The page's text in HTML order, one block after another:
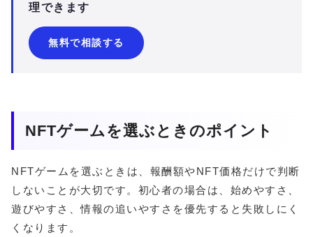
理できます
無料で相談する
NFTゲームを選ぶときのポイント
NFTゲームを選ぶときは、報酬額やNFT価格だけで判断
しないことが大切です。初心者の場合は、始めやすさ、
遊びやすさ、情報の追いやすさを優先すると失敗しにく
くなります。